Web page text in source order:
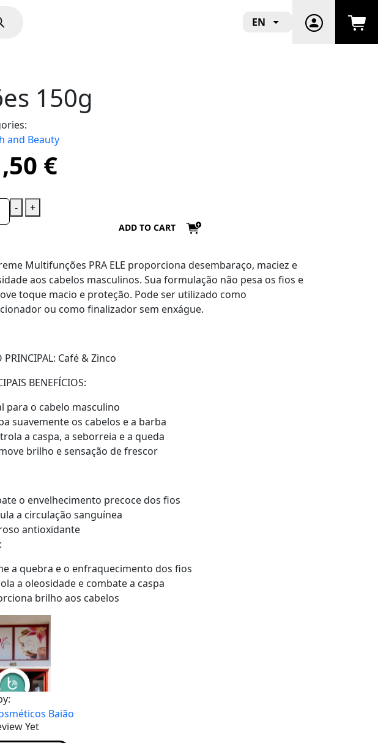
EN
150g
and Beauty
€
- +
ADD TO CART
Multifunções PRA ELE proporciona desembaraço, maciez e
aos cabelos masculinos. Sua formulação não pesa os fios e
toque macio e proteção. Pode ser utilizado como
ou como finalizador sem enxágue.
PRINCIPAL: Café & Zinco
BENEFÍCIOS:
para o cabelo masculino
suavemente os cabelos e a barba
a caspa, a seborreia e a queda
brilho e sensação de frescor
o envelhecimento precoce dos fios
a circulação sanguínea
antioxidante
a quebra e o enfraquecimento dos fios
a oleosidade e combate a caspa
brilho aos cabelos
Baião
Yet